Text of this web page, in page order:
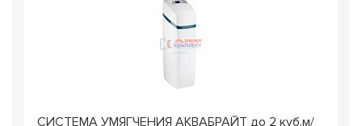
СИСТЕМА УМЯГЧЕНИЯ АКВАБРАЙТ до 2 куб.м/